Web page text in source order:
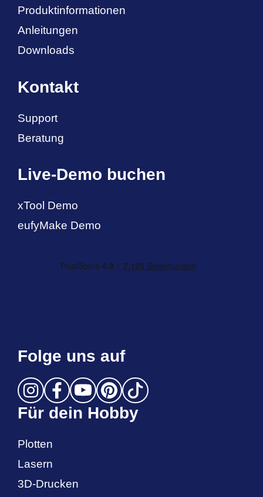
Produktinformationen
Anleitungen
Downloads
Kontakt
Support
Beratung
Live-Demo buchen
xTool Demo
eufyMake Demo
Folge uns auf
Für dein Hobby
Plotten
Lasern
3D-Drucken